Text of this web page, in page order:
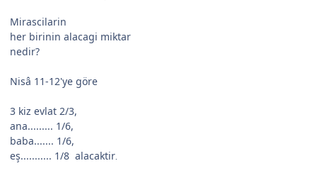
Mirascilarin
her birinin alacagi miktar
nedir?
Nisâ 11-12'ye göre
3 kiz evlat 2/3,
ana......... 1/6,
baba....... 1/6,
eş........... 1/8 alacaktir.